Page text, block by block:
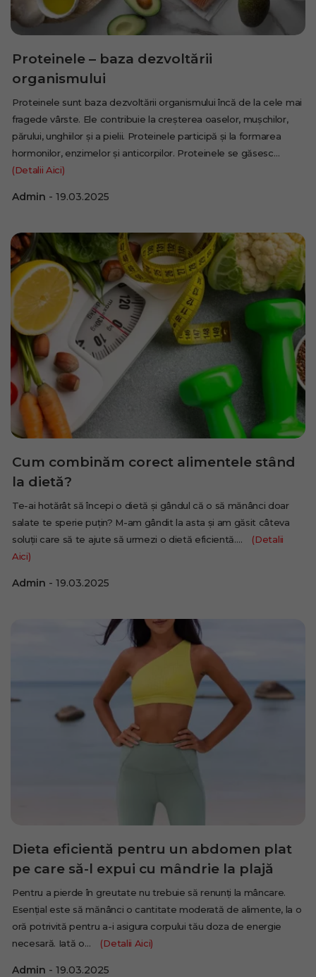
Proteinele – baza dezvoltării
organismului
Proteinele sunt baza dezvoltării organismului încă de la cele mai
fragede vârste. Ele contribuie la creșterea oaselor, mușchilor,
părului, unghiilor și a pielii. Proteinele participă și la formarea
hormonilor, enzimelor și anticorpilor. Proteinele se găsesc…
(Detalii Aici)
Admin 19.03.2025
Cum combinăm corect alimentele stând
la dietă?
Te-ai hotărât să începi o dietă și gândul că o să mănânci doar
salate te sperie puțin? M-am gândit la asta și am găsit câteva
soluții care să te ajute să urmezi o dietă eficientă.…
(Detalii
Aici)
Admin 19.03.2025
Dieta eficientă pentru un abdomen plat
pe care să-l expui cu mândrie la plajă
Pentru a pierde în greutate nu trebuie să renunți la mâncare.
Esențial este să mănânci o cantitate moderată de alimente, la o
oră potrivită pentru a-i asigura corpului tău doza de energie
necesară. Iată o…
(Detalii Aici)
Admin 19.03.2025